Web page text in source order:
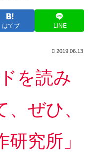
はてブ LINE
2019.06.13
を読み
ぜひ、
研究所」